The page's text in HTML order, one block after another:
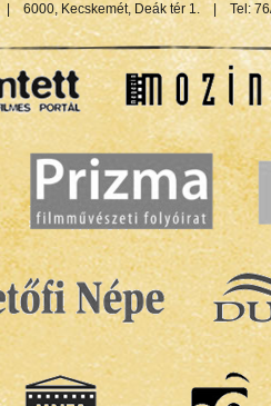
| 6000, Kecskemét, Deák tér 1. Tel: